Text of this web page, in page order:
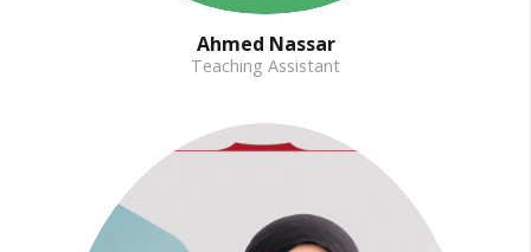
Ahmed Nassar
Teaching Assistant